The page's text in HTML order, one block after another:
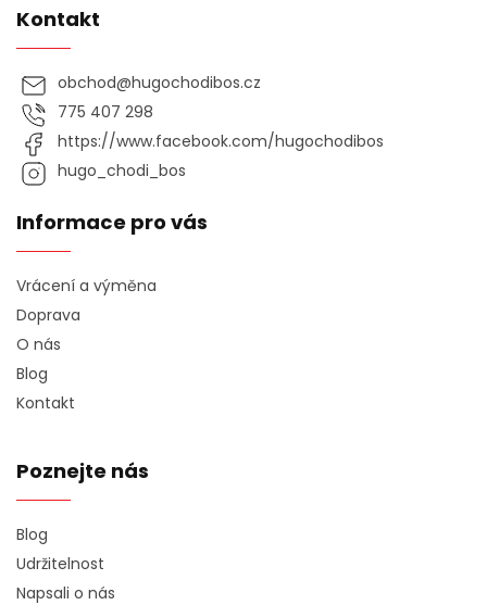
Kontakt
obchod@hugochodibos.cz
775 407 298
https://www.facebook.com/hugochodibos
hugo_chodi_bos
Informace pro vás
Vrácení a výměna
Doprava
O nás
Blog
Kontakt
Poznejte nás
Blog
Udržitelnost
Napsali o nás